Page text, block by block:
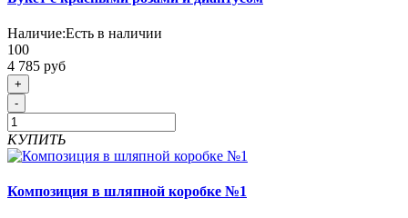
Наличие:Есть в наличии
100
4 785 руб
+
-
КУПИТЬ
Композиция в шляпной коробке №1